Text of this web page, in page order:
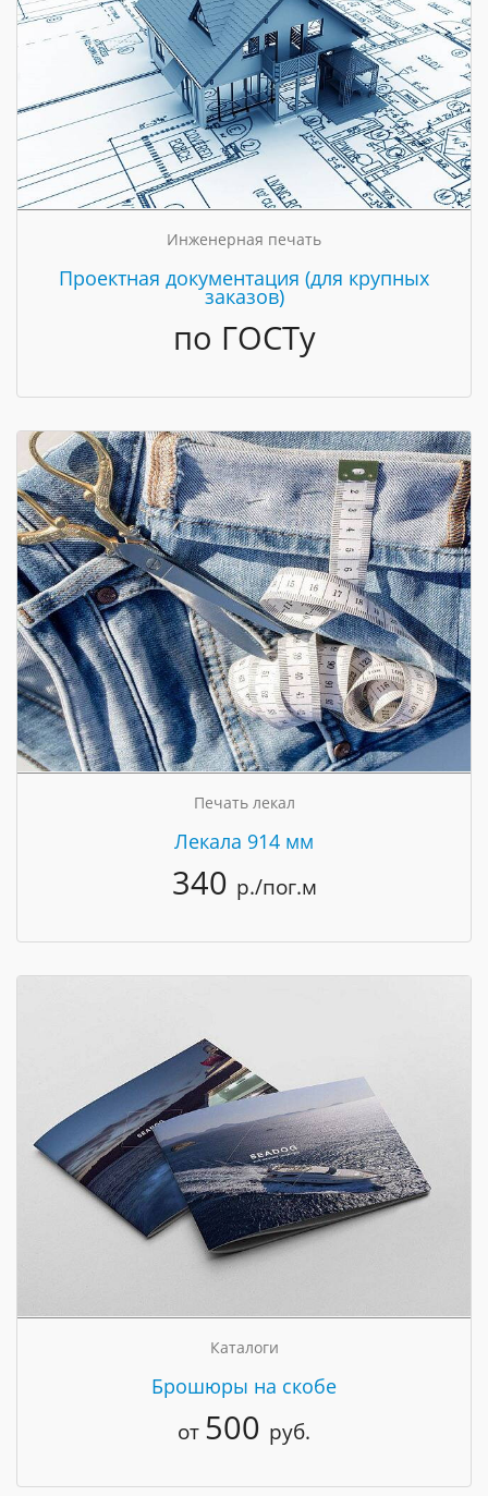
Инженерная печать
Проектная документация (для крупных
заказов)
по ГОСТу
Печать лекал
Лекала 914 мм
340 р./пог.м
Каталоги
Брошюры на скобе
от 500 руб.